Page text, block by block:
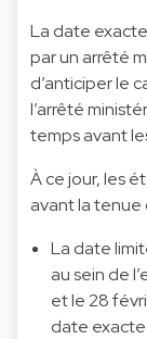
La date
par un arrêté
d’anticiper le
l’arrêté
temps avant
À ce jour, les
avant la tenue
La date
au sein de
et le 28
date exacte